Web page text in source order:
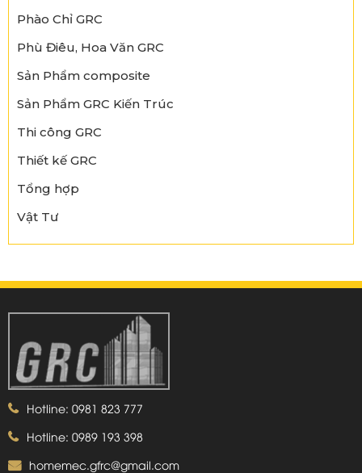
Phào Chỉ GRC
Phù Điêu, Hoa Văn GRC
Sản Phẩm composite
Sản Phẩm GRC Kiến Trúc
Thi công GRC
Thiết kế GRC
Tổng hợp
Vật Tư
Hotline: 0981 823 777
Hotline: 0989 193 398
homemec.gfrc@gmail.com